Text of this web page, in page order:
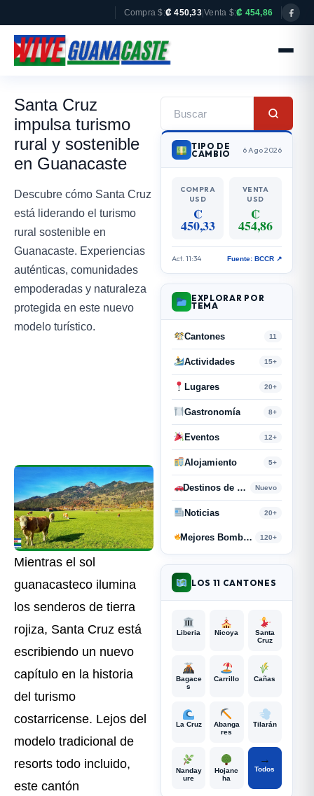
Compra $:₡ 450,33| Venta $:₡ 454,86
Santa Cruz
impulsa turismo
rural y sostenible
en Guanacaste
Descubre cómo Santa Cruz
está liderando el turismo
rural sostenible en
Guanacaste. Experiencias
auténticas, comunidades
empoderadas y naturaleza
protegida en este nuevo
modelo turístico.
Mientras el sol
guanacasteco ilumina
los senderos de tierra
rojiza, Santa Cruz está
escribiendo un nuevo
capítulo en la historia
del turismo
costarricense. Lejos del
modelo tradicional de
resorts todo incluido,
este cantón
TIPO DE
CAMBIO 6 Ago 2026
COMPRA
USD
₡
450,33
VENTA
USD
₡
454,86
Act. 11:34 Fuente: BCCR ↗
EXPLORAR POR
TEMA
Cantones 11
Actividades 15+
Lugares 20+
Gastronomía 8+
Eventos 12+
Alojamiento 5+
Destinos de Paso Nuevo
Noticias 20+
Mejores Bombas y Retahílas 120+
LOS 11 CANTONES
Liberia Nicoya
Santa
Cruz
Bagace
s
Carrillo Cañas
La Cruz
Abanga
res
Tilarán
Nanday
ure
Hojanc
ha
→
Todos